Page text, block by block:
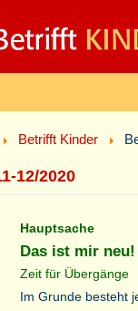
Betrifft Kinder
12/2020
Hauptsache
Das ist mir neu!
Zeit für Übergänge
Im Grunde besteht